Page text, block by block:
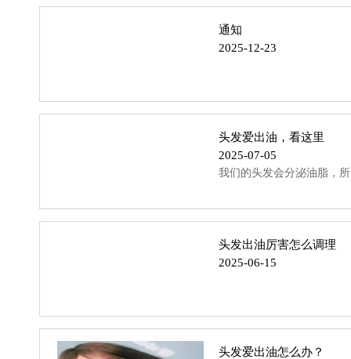
通知
2025-12-23
头发爱出油，看这里
2025-07-05
我们的头发会分泌油脂，
头发出油厉害怎么调理
2025-06-15
头发爱出油怎么办？